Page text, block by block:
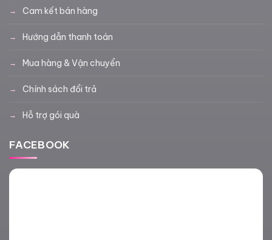
Cam kết bán hàng
Hướng dẫn thanh toán
Mua hàng & Vận chuyển
Chính sách đổi trả
Hỗ trợ gói quà
FACEBOOK